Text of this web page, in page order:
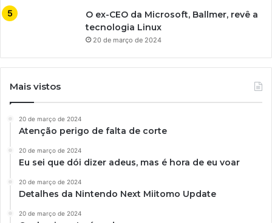
O ex-CEO da Microsoft, Ballmer, revê a
tecnologia Linux
20 de março de 2024
Mais vistos
20 de março de 2024
Atenção perigo de falta de corte
20 de março de 2024
Eu sei que dói dizer adeus, mas é hora de eu voar
20 de março de 2024
Detalhes da Nintendo Next Miitomo Update
20 de março de 2024